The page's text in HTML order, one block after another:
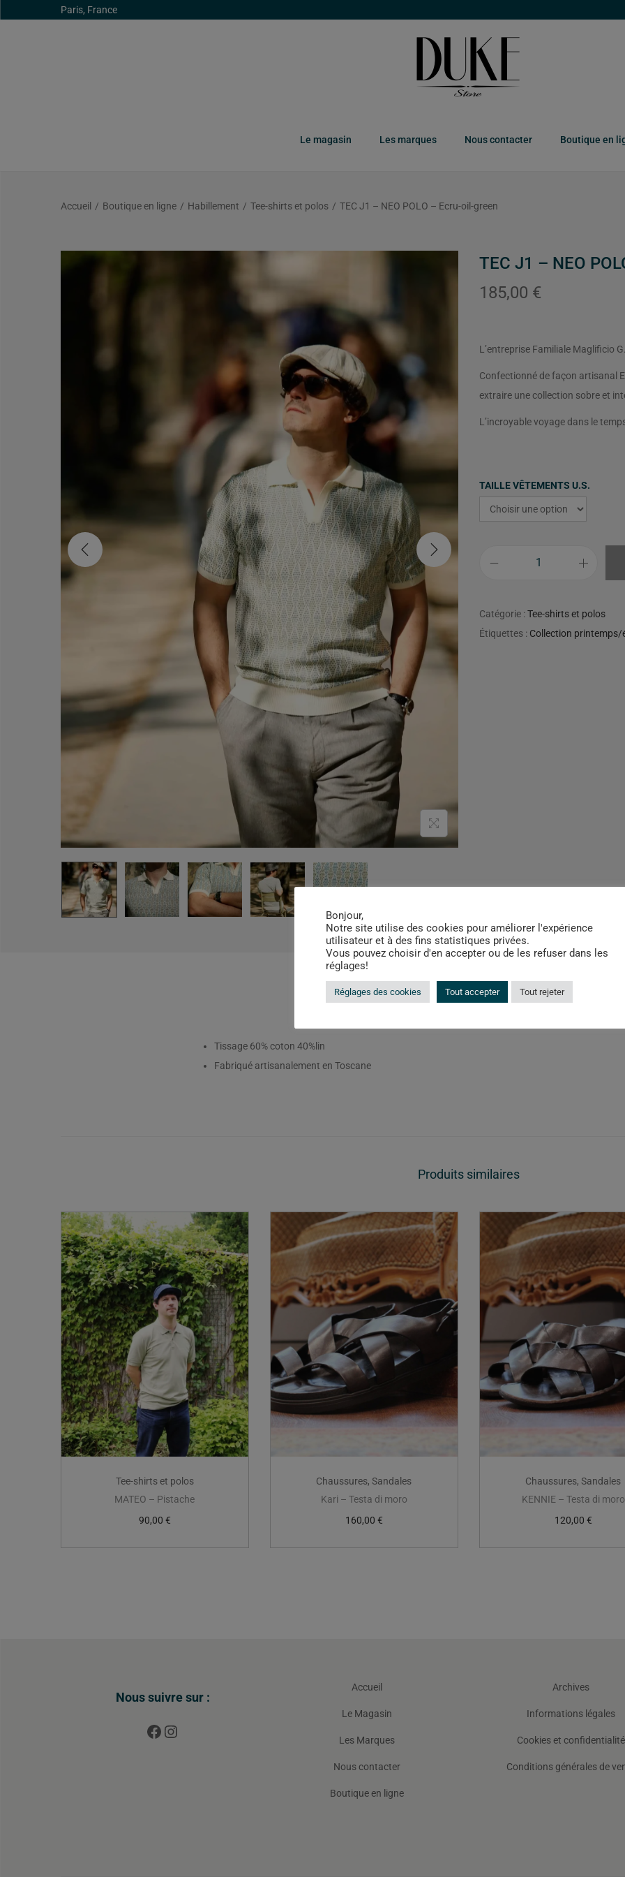
Paris, France
Le magasin Les marques Nous contacter Boutique en
Accueil / Boutique en ligne / Habillement / Tee-shirts et polos / TEC J1 – NEO POLO – Ecru-oil-green
TEC J1 – NEO
185,00 €
L’entreprise Familiale Maglificio
Confectionné de façon artisanal
extraire une collection sobre et
L’incroyable voyage dans le
TAILLE VÊTEMENTS U.S.
Catégorie : Tee-shirts et polos
Étiquettes : Collection printemps/
Description Informations complémentaires
Tissage 60% coton 40%lin
Fabriqué artisanalement en Toscane
Produits similaires
Tee-shirts et polos
MATEO – Pistache
90,00 €
Chaussures,Sandales
Kari – Testa di moro
160,00 €
Chaussures,Sandales
KENNIE – Testa di moro
120,00 €
Nous suivre sur :
Accueil
Le Magasin
Les Marques
Nous contacter
Boutique en ligne
Archives
Informations légales
Cookies et confidentialité
Conditions générales de
Bonjour,
Notre site utilise des cookies pour améliorer l'expérience
utilisateur et à des fins statistiques privées.
Vous pouvez choisir d'en accepter ou de les refuser dans les
réglages!
Réglages des cookies Tout accepter Tout rejeter